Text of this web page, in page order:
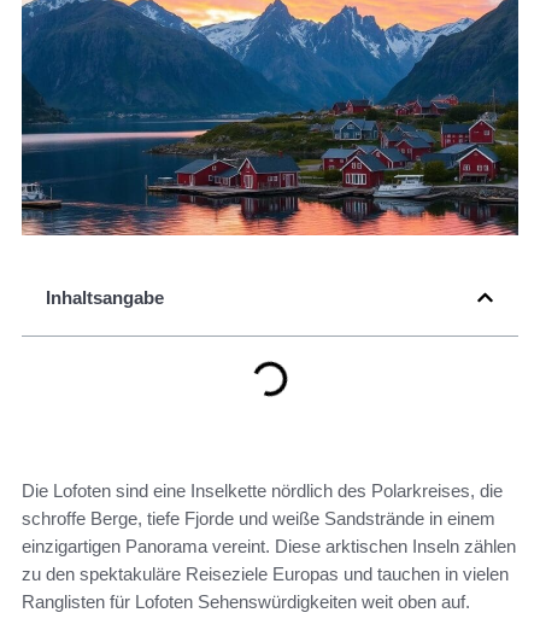
Inhaltsangabe
Die Lofoten sind eine Inselkette nördlich des Polarkreises, die
schroffe Berge, tiefe Fjorde und weiße Sandstrände in einem
einzigartigen Panorama vereint. Diese arktischen Inseln zählen
zu den spektakuläre Reiseziele Europas und tauchen in vielen
Ranglisten für Lofoten Sehenswürdigkeiten weit oben auf.